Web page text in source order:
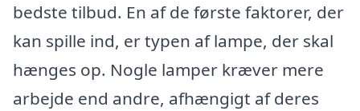
bedste tilbud. En af de første faktorer, der
kan spille ind, er typen af lampe, der skal
hænges op. Nogle lamper kræver mere
arbejde end andre, afhængigt af deres